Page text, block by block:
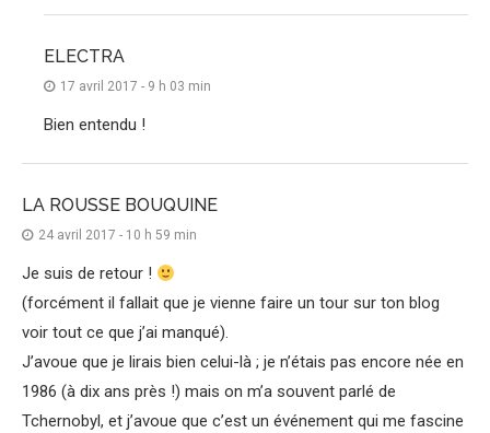
ELECTRA
17 avril 2017 - 9 h 03 min
Bien entendu !
LA ROUSSE BOUQUINE
24 avril 2017 - 10 h 59 min
Je suis de retour !
(forcément il fallait que je vienne faire un tour sur ton blog
voir tout ce que j’ai manqué).
J’avoue que je lirais bien celui-là ; je n’étais pas encore née en
1986 (à dix ans près !) mais on m’a souvent parlé de
Tchernobyl, et j’avoue que c’est un événement qui me fascine